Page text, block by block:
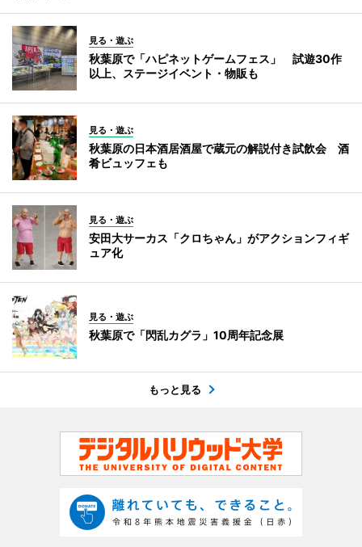
見る・遊ぶ
秋葉原で「ハピネットゲームフェス」 試遊30作
以上、ステージイベント・物販も
見る・遊ぶ
秋葉原の日本酒居酒屋で蔵元の解説付き試飲会 酒
肴ビュッフェも
見る・遊ぶ
安田大サーカス「クロちゃん」がアクションフィギ
ュア化
見る・遊ぶ
秋葉原で「閃乱カグラ」10周年記念展
もっと見る